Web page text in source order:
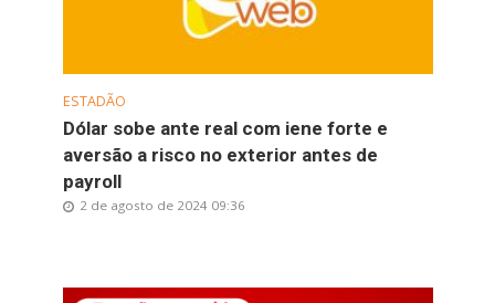
ESTADÃO
Dólar sobe ante real com iene forte e
aversão a risco no exterior antes de
payroll
2 de agosto de 2024 09:36